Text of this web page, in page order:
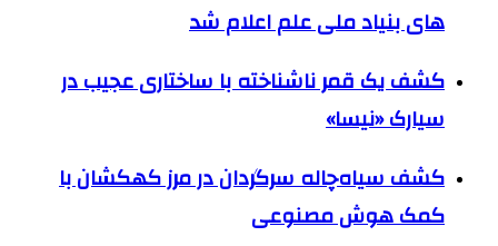
های بنیاد ملی علم اعلام شد
کشف یک قمر ناشناخته با ساختاری عجیب در
سیارک «نیسا»
کشف سیاه‌چاله سرگردان در مرز کهکشان با
کمک هوش مصنوعی